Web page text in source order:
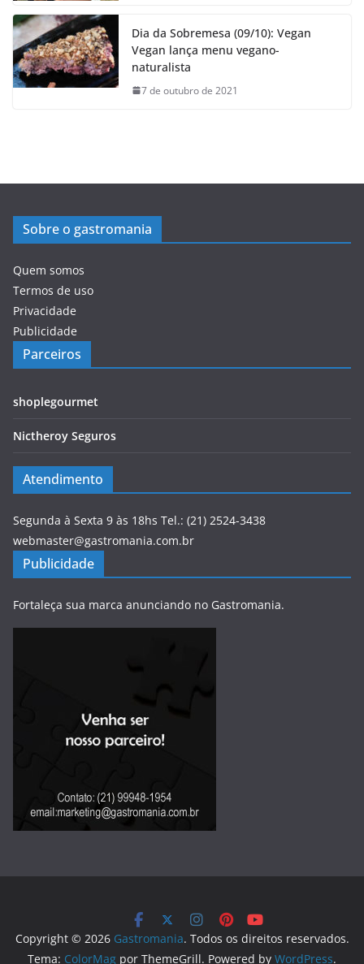
Dia da Sobremesa (09/10): Vegan
Vegan lança menu vegano-
naturalista
7 de outubro de 2021
Sobre o gastromania
Quem somos
Termos de uso
Privacidade
Publicidade
Parceiros
shoplegourmet
Nictheroy Seguros
Atendimento
Segunda à Sexta 9 às 18hs Tel.: (21) 2524-3438
webmaster@gastromania.com.br
Publicidade
Fortaleça sua marca anunciando no Gastromania.
Copyright © 2026 Gastromania. Todos os direitos reservados.
Tema: ColorMag por ThemeGrill. Powered by WordPress.